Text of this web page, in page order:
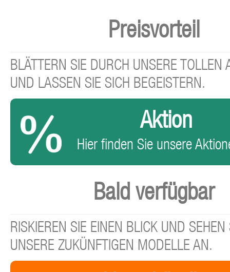
Preisvorteil
BLÄTTERN SIE DURCH UNSERE TOLLEN
UND LASSEN SIE SICH BEGEISTERN.
Aktion
Hier finden Sie unsere
Bald verfügbar
RISKIEREN SIE EINEN BLICK UND SEHEN
UNSERE ZUKÜNFTIGEN MODELLE AN.